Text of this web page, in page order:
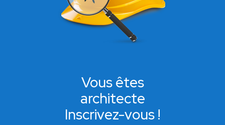
Vous êtes
architecte
Inscrivez-vous !